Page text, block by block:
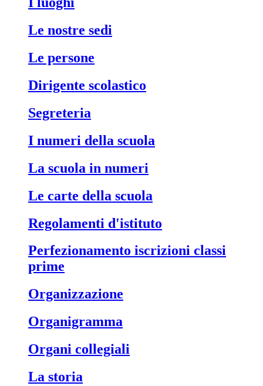
le nostre sedi
le persone
dirigente scolastico
segreteria
i numeri della scuola
la scuola in numeri
le carte della scuola
regolamenti d'istituto
perfezionamento iscrizioni classi
prime
organizzazione
organigramma
organi collegiali
la storia